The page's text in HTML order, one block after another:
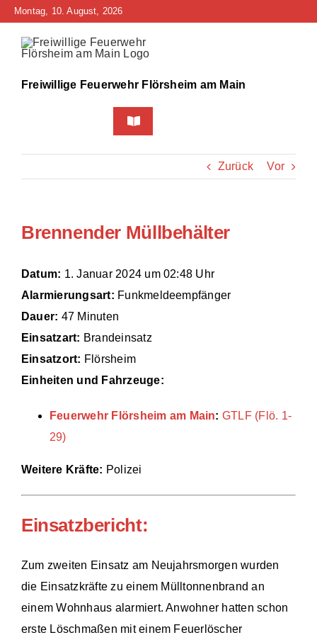
Zum
springen
Montag, 10. August, 2026
Freiwillige Feuerwehr Flörsheim am Main
Toggle
Navigation
Home
Bürgerinfo
Über uns
Technik
Zurück Vor
Brennender Müllbehälter
Datum: 1. Januar 2024 um 02:48 Uhr
Alarmierungsart: Funkmeldeempfänger
Dauer: 47 Minuten
Einsatzart: Brandeinsatz
Einsatzort: Flörsheim
Einheiten und Fahrzeuge:
Feuerwehr Flörsheim am Main: GTLF (Flö. 1-
29)
Weitere Kräfte: Polizei
Einsatzbericht:
Zum zweiten Einsatz am Neujahrsmorgen wurden
die Einsatzkräfte zu einem Mülltonnenbrand an
einem Wohnhaus alarmiert. Anwohner hatten schon
erste Löschmaßen mit einem Feuerlöscher